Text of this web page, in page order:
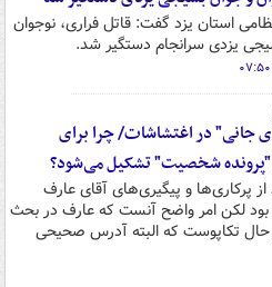
استان یزد گفت: قاتل فراری، نوجوان
یزدی سرانجام دستگیر شد.
جانی" در اغتشاشات/ چرا برای
"پرونده شخصیت" تشکیل می‌شود؟
از پرکاری‌ها و پیگیری‌های آقای عارف
بود لکن امر واضح آنست که عارف در بحث
تکاپوست که البته آدرس صحیحی